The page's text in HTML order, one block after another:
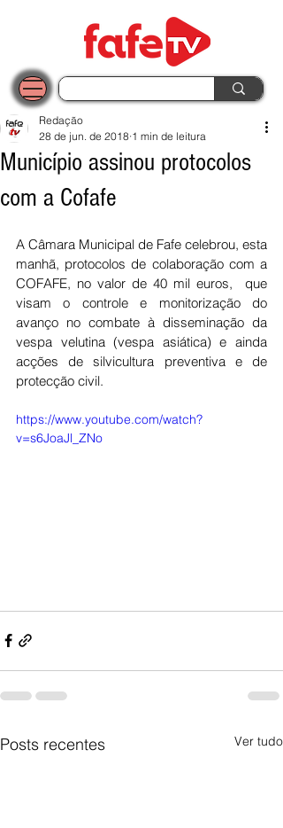
Município assinou protocolos
com a Cofafe
Redação
28 de jun. de 2018 1 min de leitura
A Câmara Municipal de Fafe celebrou, esta
manhã, protocolos de colaboração com a
COFAFE, no valor de 40 mil euros,  que
visam o controle e monitorização do
avanço no combate à disseminação da
vespa velutina (vespa asiática) e ainda
acções de silvicultura preventiva e de
protecção civil.
https://www.youtube.com/watch?
v=s6JoaJl_ZNo
Posts recentes Ver tudo